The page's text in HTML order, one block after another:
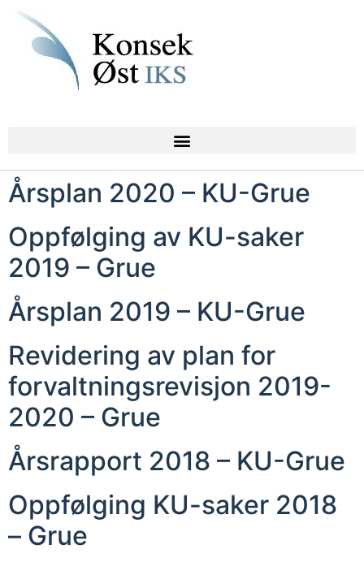
Årsplan 2020 – KU-Grue
Oppfølging av KU-saker
2019 – Grue
Årsplan 2019 – KU-Grue
Revidering av plan for
forvaltningsrevisjon 2019-
2020 – Grue
Årsrapport 2018 – KU-Grue
Oppfølging KU-saker 2018
– Grue